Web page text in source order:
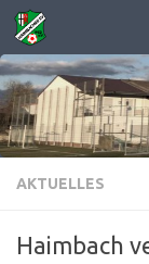
Zum Inhalt
AKTUELLES
Haimbach